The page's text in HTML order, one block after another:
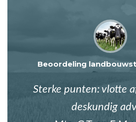
Beoordeling
Sterke punten: vlotte
deskundig